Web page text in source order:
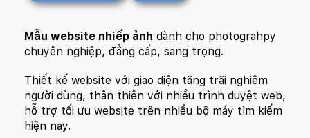
Mẫu website nhiếp ảnh dành cho photograhpy
chuyên nghiệp, đẳng cấp, sang trọng.
Thiết kế website với giao diện tăng trãi nghiệm
người dùng, thân thiện với nhiều trình duyệt web,
hỗ trợ tối ưu website trên nhiều bộ máy tìm kiếm
hiện nay.